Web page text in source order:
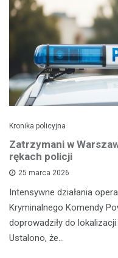
Kronika policyjna
Zatrzymani w
rękach policji
25 marca 2026
Intensywne działania
Kryminalnego Komendy
doprowadziły do
Ustalono, że…